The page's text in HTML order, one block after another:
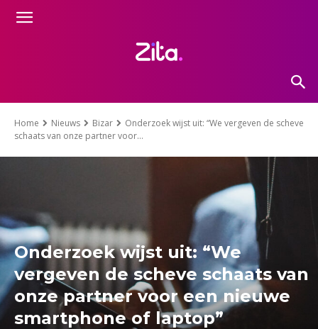
Home Nieuws Bizar
Onderzoek wijst uit: “We vergeven de scheve
schaats van onze partner voor...
Onderzoek wijst uit: “We
vergeven de scheve schaats van
onze partner voor een nieuwe
smartphone of laptop”